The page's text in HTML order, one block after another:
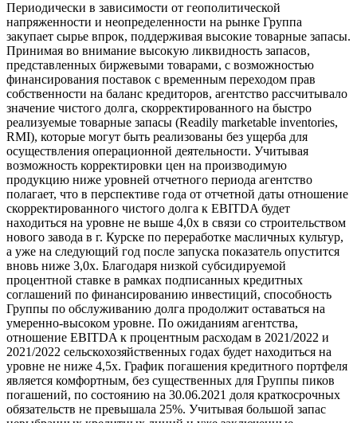
Периодически в зависимости от геополитической
напряженности и неопределенности на рынке Группа
закупает сырье впрок, поддерживая высокие товарные запасы.
Принимая во внимание высокую ликвидность запасов,
представленных биржевыми товарами, с возможностью
финансирования поставок с временным переходом прав
собственности на баланс кредиторов, агентство рассчитывало
значение чистого долга, скорректированного на быстро
реализуемые товарные запасы (Readily marketable inventories,
RMI), которые могут быть реализованы без ущерба для
осуществления операционной деятельности. Учитывая
возможность корректировки цен на производимую
продукцию ниже уровней отчетного периода агентство
полагает, что в перспективе года от отчетной даты отношение
скорректированного чистого долга к EBITDA будет
находиться на уровне не выше 4,0х в связи со строительством
нового завода в г. Курске по переработке масличных культур,
а уже на следующий год после запуска показатель опустится
вновь ниже 3,0х. Благодаря низкой субсидируемой
процентной ставке в рамках подписанных кредитных
соглашений по финансированию инвестиций, способность
Группы по обслуживанию долга продолжит оставаться на
умеренно-высоком уровне. По ожиданиям агентства,
отношение EBITDA к процентным расходам в 2021/2022 и
2021/2022 сельскохозяйственных годах будет находиться на
уровне не ниже 4,5х. График погашения кредитного портфеля
является комфортным, без существенных для Группы пиков
погашений, по состоянию на 30.06.2021 доля краткосрочных
обязательств не превышала 25%. Учитывая большой запас